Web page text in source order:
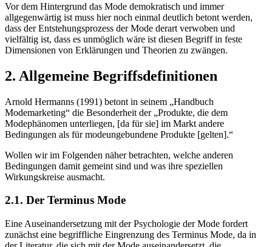
Vor dem Hintergrund das Mode demokratisch und immer
allgegenwärtig ist muss hier noch einmal deutlich betont werden,
dass der Entstehungsprozess der Mode derart verwoben und
vielfältig ist, dass es unmöglich wäre ist diesen Begriff in feste
Dimensionen von Erklärungen und Theorien zu zwängen.
2. Allgemeine Begriffsdefinitionen
Arnold Hermanns (1991) betont in seinem „Handbuch
Modemarketing“ die Besonderheit der „Produkte, die dem
Modephänomen unterliegen, [da für sie] im Markt andere
Bedingungen als für modeungebundene Produkte [gelten].“
Wollen wir im Folgenden näher betrachten, welche anderen
Bedingungen damit gemeint sind und was ihre speziellen
Wirkungskreise ausmacht.
2.1. Der Terminus Mode
Eine Auseinandersetzung mit der Psychologie der Mode fordert
zunächst eine begriffliche Eingrenzung des Terminus Mode, da in